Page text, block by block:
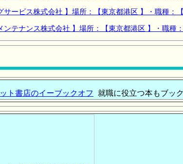
ービス株式会社 】場所：【東京都港区 】・職種：
テナンス株式会社 】場所：【東京都港区 】・職種
ト書店のイーブックオフ 就職に役立つ本もブッ